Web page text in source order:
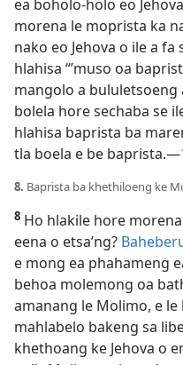
ea boholo-holo eo
morena le moprista ka
nako eo Jehova o ile a
hlahisa “’muso oa
mangolo a bululetsoeng
bolela hore sechaba se
hlahisa baprista ba
tla boela e be baprista.—
8. Baprista ba khethiloeng ke
8 Ho hlakile hore
eena o etsa’ng?
e mong ea phahameng
behoa molemong oa
amanang le Molimo, e
mahlabelo bakeng sa
khethoang ke Jehova o